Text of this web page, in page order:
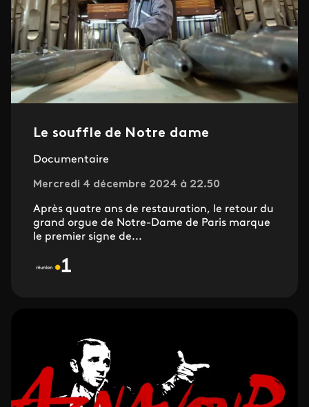
Le souffle de Notre dame
Documentaire
Mercredi 4 décembre 2024 à 22.50
Après quatre ans de restauration, le retour du
grand orgue de Notre-Dame de Paris marque
le premier signe de...